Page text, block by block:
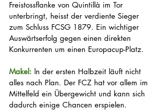
Freistossflanke von Quintillà im Tor
unterbringt, heisst der verdiente Sieger
zum Schluss FCSG 1879. Ein wichtiger
Auswärtserfolg gegen einen direkten
Konkurrenten um einen Europacup-Platz.
Makel: ln der ersten Halbzeit läuft nicht
alles nach Plan. Der FCZ hat vor allem im
Mittelfeld ein Übergewicht und kann sich
dadurch einige Chancen erspielen.